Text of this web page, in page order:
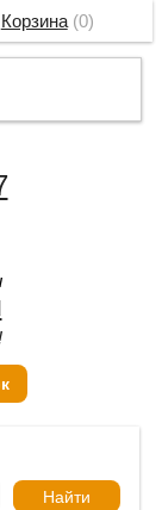
Корзина(0)